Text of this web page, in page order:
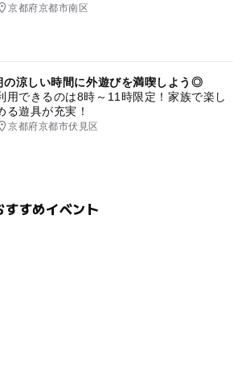
京都府京都市南区
の涼しい時間に外遊びを満喫しよう◎
用できるのは8時～11時限定！家族で楽し
る遊具が充実！
京都府京都市伏見区
すすめイベント